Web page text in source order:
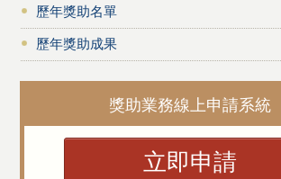
歷年獎助名單
歷年獎助成果
獎助業務線上申請系統
立即申請